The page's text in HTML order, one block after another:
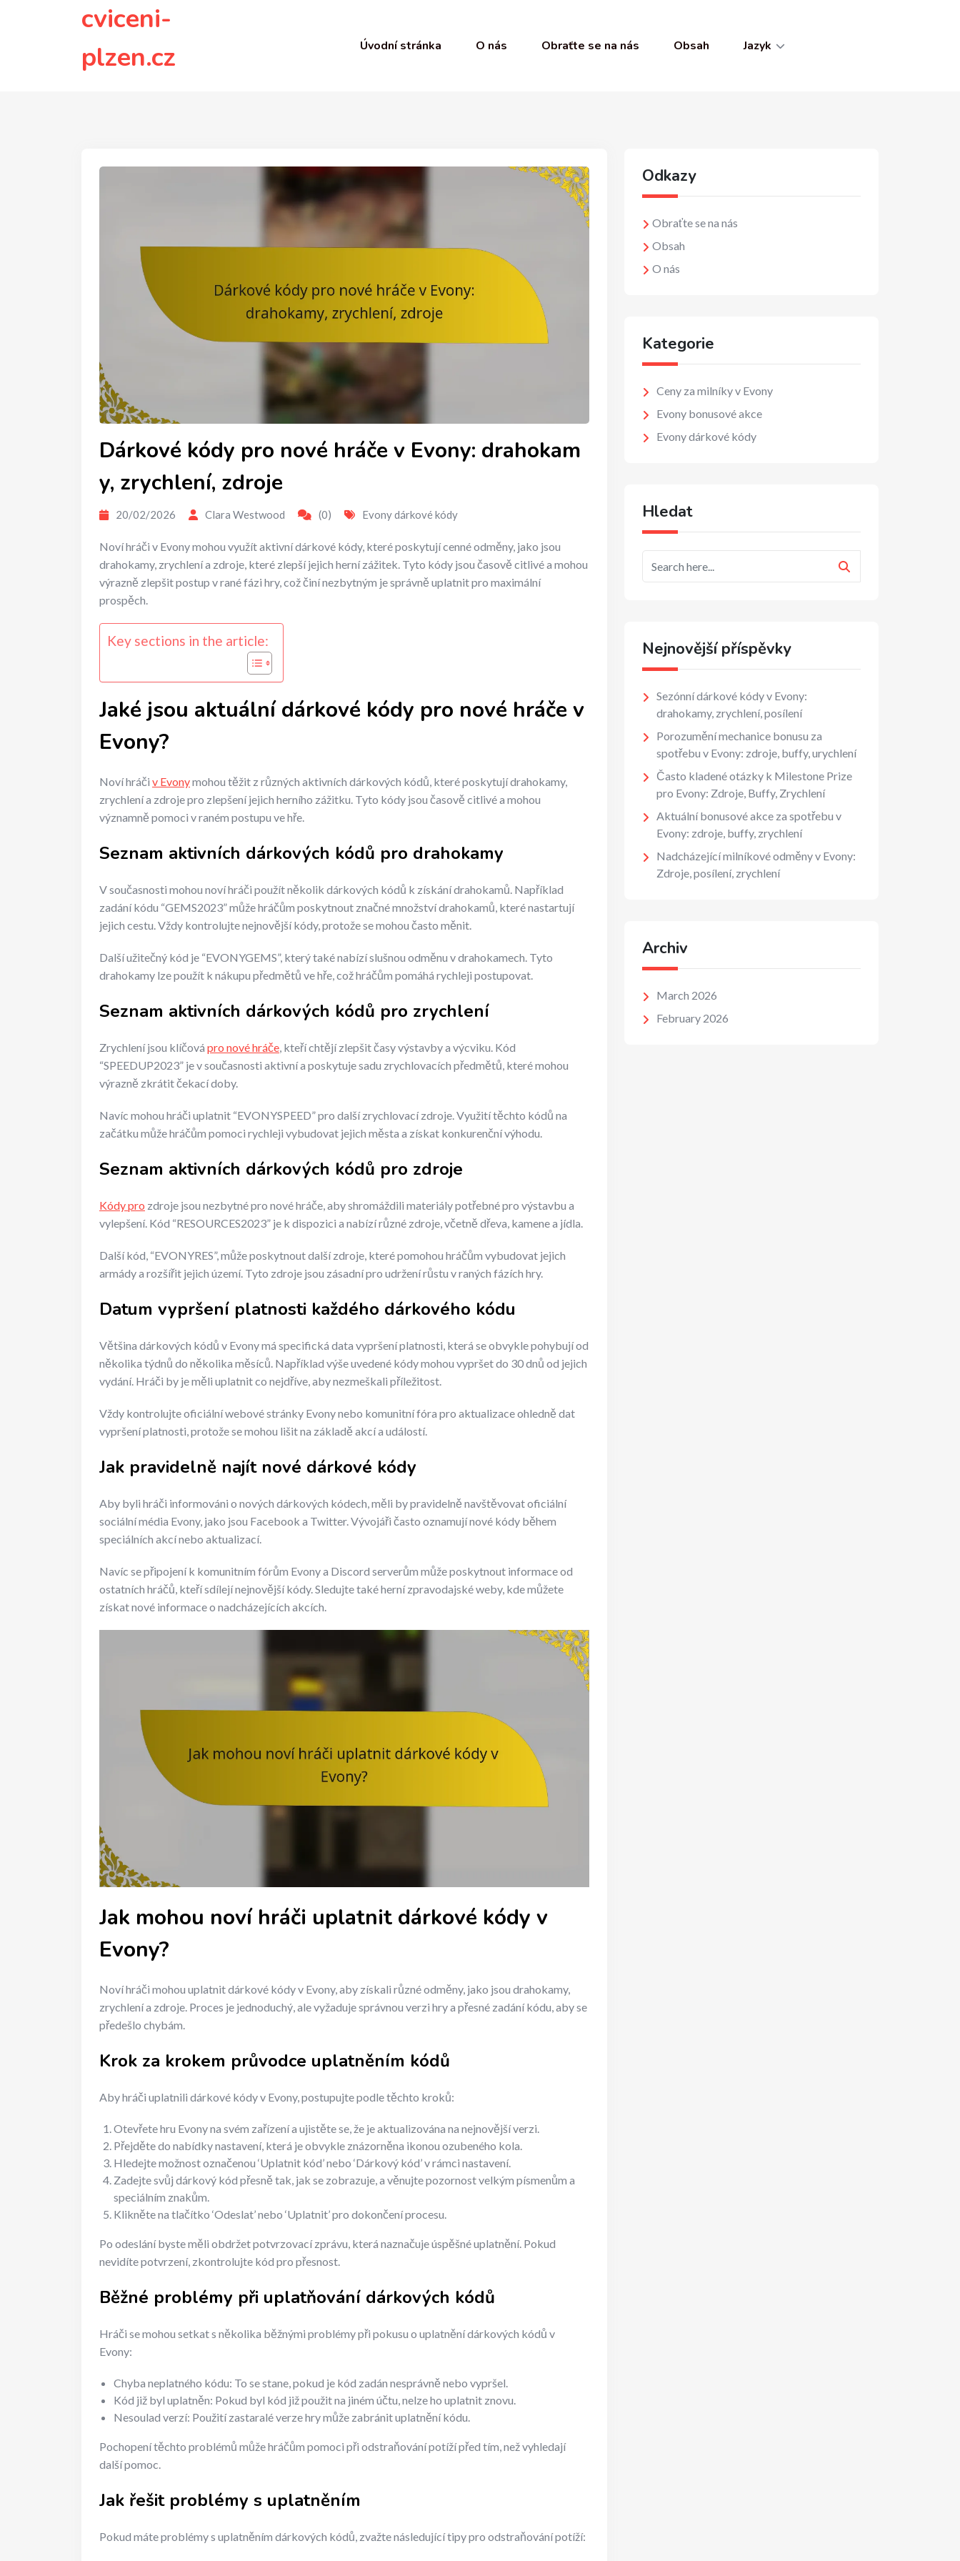
cviceni-
plzen.cz
Úvodní stránka O nás Obraťte se na nás Obsah Jazyk
Dárkové kódy pro nové hráče v Evony: drahokam
y, zrychlení, zdroje
20/02/2026 Clara Westwood (0) Evony dárkové kódy
Noví hráči v Evony mohou využít aktivní dárkové kódy, které poskytují cenné odměny, jako jsou
drahokamy, zrychlení a zdroje, které zlepší jejich herní zážitek. Tyto kódy jsou časově citlivé a mohou
výrazně zlepšit postup v rané fázi hry, což činí nezbytným je správně uplatnit pro maximální
prospěch.
Key sections in the article:
Jaké jsou aktuální dárkové kódy pro nové hráče v
Evony?
Noví hráči v Evonymohou těžit z různých aktivních dárkových kódů, které poskytují drahokamy,
zrychlení a zdroje pro zlepšení jejich herního zážitku. Tyto kódy jsou časově citlivé a mohou
významně pomoci v raném postupu ve hře.
Seznam aktivních dárkových kódů pro drahokamy
V současnosti mohou noví hráči použít několik dárkových kódů k získání drahokamů. Například
zadání kódu “GEMS2023” může hráčům poskytnout značné množství drahokamů, které nastartují
jejich cestu. Vždy kontrolujte nejnovější kódy, protože se mohou často měnit.
Další užitečný kód je “EVONYGEMS”, který také nabízí slušnou odměnu v drahokamech. Tyto
drahokamy lze použít k nákupu předmětů ve hře, což hráčům pomáhá rychleji postupovat.
Seznam aktivních dárkových kódů pro zrychlení
Zrychlení jsou klíčová pro nové hráče, kteří chtějí zlepšit časy výstavby a výcviku. Kód
“SPEEDUP2023” je v současnosti aktivní a poskytuje sadu zrychlovacích předmětů, které mohou
výrazně zkrátit čekací doby.
Navíc mohou hráči uplatnit “EVONYSPEED” pro další zrychlovací zdroje. Využití těchto kódů na
začátku může hráčům pomoci rychleji vybudovat jejich města a získat konkurenční výhodu.
Seznam aktivních dárkových kódů pro zdroje
Kódy pro zdroje jsou nezbytné pro nové hráče, aby shromáždili materiály potřebné pro výstavbu a
vylepšení. Kód “RESOURCES2023” je k dispozici a nabízí různé zdroje, včetně dřeva, kamene a jídla.
Další kód, “EVONYRES”, může poskytnout další zdroje, které pomohou hráčům vybudovat jejich
armády a rozšířit jejich území. Tyto zdroje jsou zásadní pro udržení růstu v raných fázích hry.
Datum vypršení platnosti každého dárkového kódu
Většina dárkových kódů v Evony má specifická data vypršení platnosti, která se obvykle pohybují od
několika týdnů do několika měsíců. Například výše uvedené kódy mohou vypršet do 30 dnů od jejich
vydání. Hráči by je měli uplatnit co nejdříve, aby nezmeškali příležitost.
Vždy kontrolujte oficiální webové stránky Evony nebo komunitní fóra pro aktualizace ohledně dat
vypršení platnosti, protože se mohou lišit na základě akcí a událostí.
Jak pravidelně najít nové dárkové kódy
Aby byli hráči informováni o nových dárkových kódech, měli by pravidelně navštěvovat oficiální
sociální média Evony, jako jsou Facebook a Twitter. Vývojáři často oznamují nové kódy během
speciálních akcí nebo aktualizací.
Navíc se připojení k komunitním fórům Evony a Discord serverům může poskytnout informace od
ostatních hráčů, kteří sdílejí nejnovější kódy. Sledujte také herní zpravodajské weby, kde můžete
získat nové informace o nadcházejících akcích.
Jak mohou noví hráči uplatnit dárkové kódy v
Evony?
Noví hráči mohou uplatnit dárkové kódy v Evony, aby získali různé odměny, jako jsou drahokamy,
zrychlení a zdroje. Proces je jednoduchý, ale vyžaduje správnou verzi hry a přesné zadání kódu, aby se
předešlo chybám.
Krok za krokem průvodce uplatněním kódů
Aby hráči uplatnili dárkové kódy v Evony, postupujte podle těchto kroků:
Otevřete hru Evony na svém zařízení a ujistěte se, že je aktualizována na nejnovější verzi.
Přejděte do nabídky nastavení, která je obvykle znázorněna ikonou ozubeného kola.
Hledejte možnost označenou ‘Uplatnit kód’ nebo ‘Dárkový kód’ v rámci nastavení.
Zadejte svůj dárkový kód přesně tak, jak se zobrazuje, a věnujte pozornost velkým písmenům a
speciálním znakům.
Klikněte na tlačítko ‘Odeslat’ nebo ‘Uplatnit’ pro dokončení procesu.
Po odeslání byste měli obdržet potvrzovací zprávu, která naznačuje úspěšné uplatnění. Pokud
nevidíte potvrzení, zkontrolujte kód pro přesnost.
Běžné problémy při uplatňování dárkových kódů
Hráči se mohou setkat s několika běžnými problémy při pokusu o uplatnění dárkových kódů v
Evony:
Chyba neplatného kódu: To se stane, pokud je kód zadán nesprávně nebo vypršel.
Kód již byl uplatněn: Pokud byl kód již použit na jiném účtu, nelze ho uplatnit znovu.
Nesoulad verzí: Použití zastaralé verze hry může zabránit uplatnění kódu.
Pochopení těchto problémů může hráčům pomoci při odstraňování potíží před tím, než vyhledají
další pomoc.
Jak řešit problémy s uplatněním
Pokud máte problémy s uplatněním dárkových kódů, zvažte následující tipy pro odstraňování potíží:
Odkazy
Obraťte se na nás
Obsah
O nás
Kategorie
Ceny za milníky v Evony
Evony bonusové akce
Evony dárkové kódy
Hledat
Nejnovější příspěvky
Sezónní dárkové kódy v Evony:
drahokamy, zrychlení, posílení
Porozumění mechanice bonusu za
spotřebu v Evony: zdroje, buffy, urychlení
Často kladené otázky k Milestone Prize
pro Evony: Zdroje, Buffy, Zrychlení
Aktuální bonusové akce za spotřebu v
Evony: zdroje, buffy, zrychlení
Nadcházející milníkové odměny v Evony:
Zdroje, posílení, zrychlení
Archiv
March 2026
February 2026